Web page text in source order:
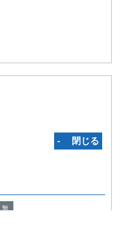
‐ 閉じる
無